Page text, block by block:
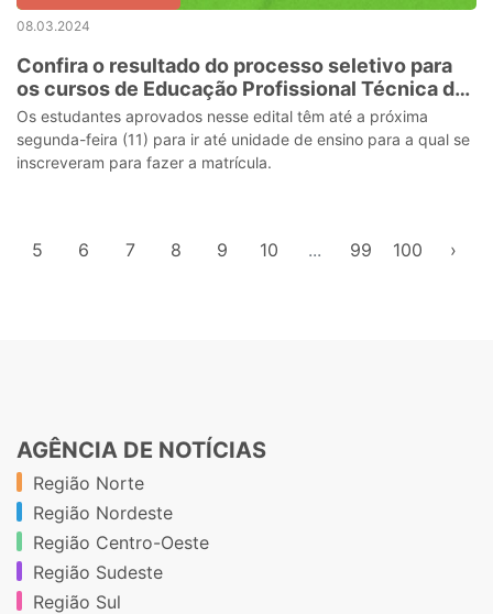
08.03.2024
Confira o resultado do processo seletivo para
os cursos de Educação Profissional Técnica de
Nível Médio
Os estudantes aprovados nesse edital têm até a próxima
segunda-feira (11) para ir até unidade de ensino para a qual se
inscreveram para fazer a matrícula.
5 6 7 8 9 10 ... 99 100 ›
AGÊNCIA DE NOTÍCIAS
Região Norte
Região Nordeste
Região Centro-Oeste
Região Sudeste
Região Sul